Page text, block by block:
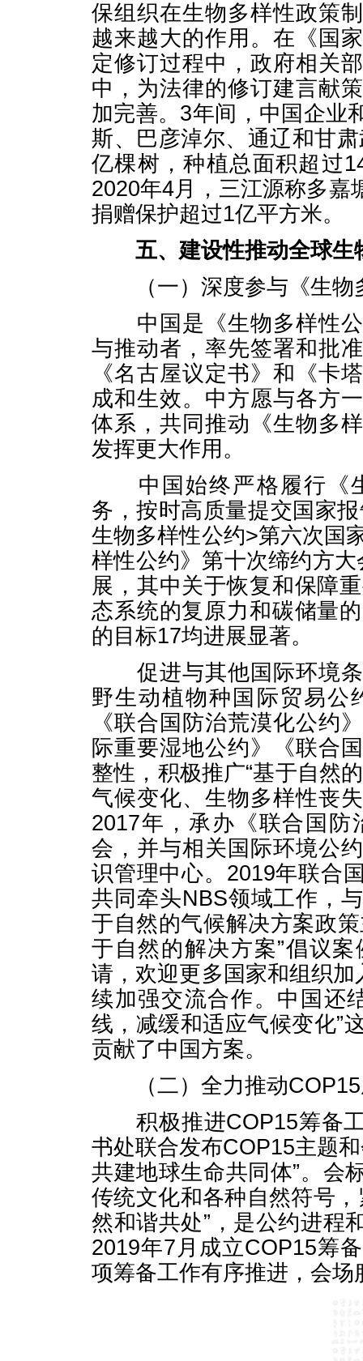
保组织在生物多样性政策
越来越大的作用。在《国
定修订过程中，政府相关
中，为法律的修订建言献
加完善。3年间，中国企业
斯、巴彦淖尔、通辽和甘
亿棵树，种植总面积超过
2020年4月，三江源称多嘉
捐赠保护超过1亿平方米。
五、建设性推动全球生
（一）深度参与《生物
中国是《生物多样性公
与推动者，率先签署和批
《名古屋议定书》和《卡
成和生效。中方愿与各方
体系，共同推动《生物多
发挥更大作用。
中国始终严格履行《
务，按时高质量提交国家
生物多样性公约>第六次国
样性公约》第十次缔约方大
展，其中关于恢复和保障
态系统的复原力和碳储量
的目标17均进展显著。
促进与其他国际环境条
野生动植物种国际贸易公
《联合国防治荒漠化公约
际重要湿地公约》《联合
整性，积极推广“基于自然
气候变化、生物多样性丧
2017年，承办《联合国
会，并与相关国际环境公
识管理中心。2019年联合
共同牵头NBS领域工作，
于自然的气候解决方案政
于自然的解决方案”倡议
请，欢迎更多国家和组织加
续加强交流合作。中国还
线，减缓和适应气候变化”
贡献了中国方案。
（二）全力推动COP15
积极推进COP15筹备工
书处联合发布COP15主题
共建地球生命共同体”。会
传统文化和各种自然符号
然和谐共处”，是公约进程
2019年7月成立COP15筹
项筹备工作有序推进，会